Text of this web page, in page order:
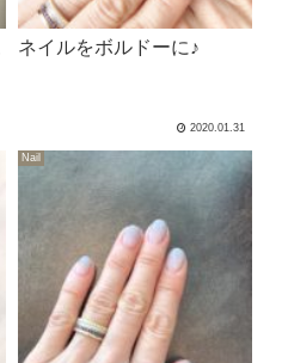
ネイルをボルドーに♪
2020.01.31
Nail